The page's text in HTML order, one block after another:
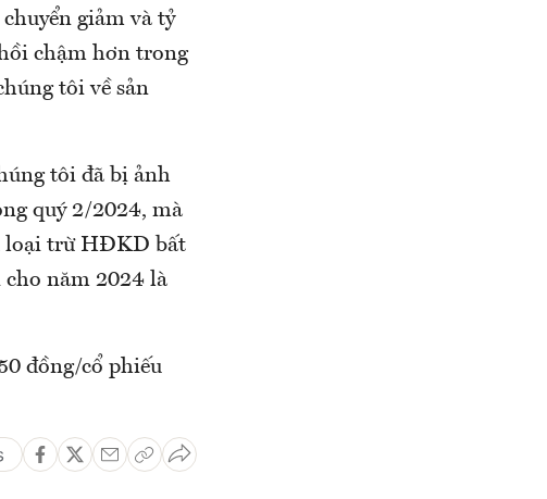
giảm và tỷ
chậm hơn trong
tôi về sản
tôi đã bị ảnh
quý 2/2024, mà
loại trừ HĐKD bất
cho năm 2024 là
đồng/cổ phiếu